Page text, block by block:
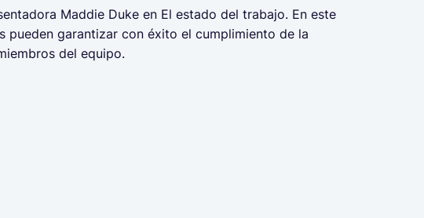
Maddie Duke en El estado del trabajo. En este
pueden garantizar con éxito el cumplimiento de la
del equipo.